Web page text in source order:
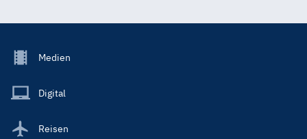
Footer
Main
Medien
Digital
Reisen